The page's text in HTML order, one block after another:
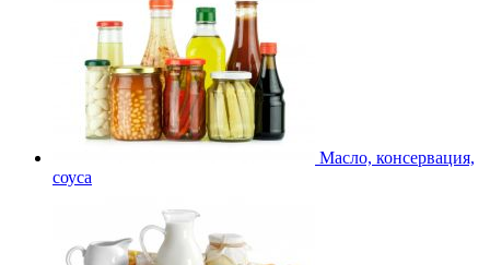
Масло, консервация,
соуса